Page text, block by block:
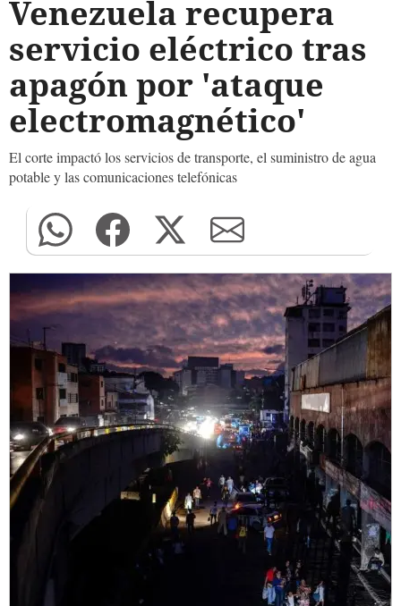
Venezuela recupera
servicio eléctrico tras
apagón por 'ataque
electromagnético'
El corte impactó los servicios de transporte, el suministro de agua
potable y las comunicaciones telefónicas